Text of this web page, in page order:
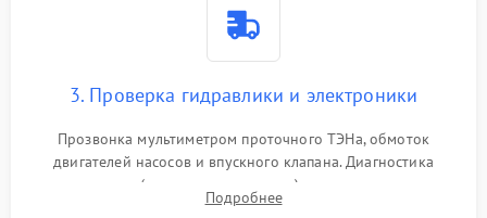
3. Проверка гидравлики и электроники
Прозвонка мультиметром проточного ТЭНа, обмоток
двигателей насосов и впускного клапана. Диагностика
прессостата (датчика уровня воды), датчика мутности,
концевика дверцы и электронного модуля управления.
Подробнее